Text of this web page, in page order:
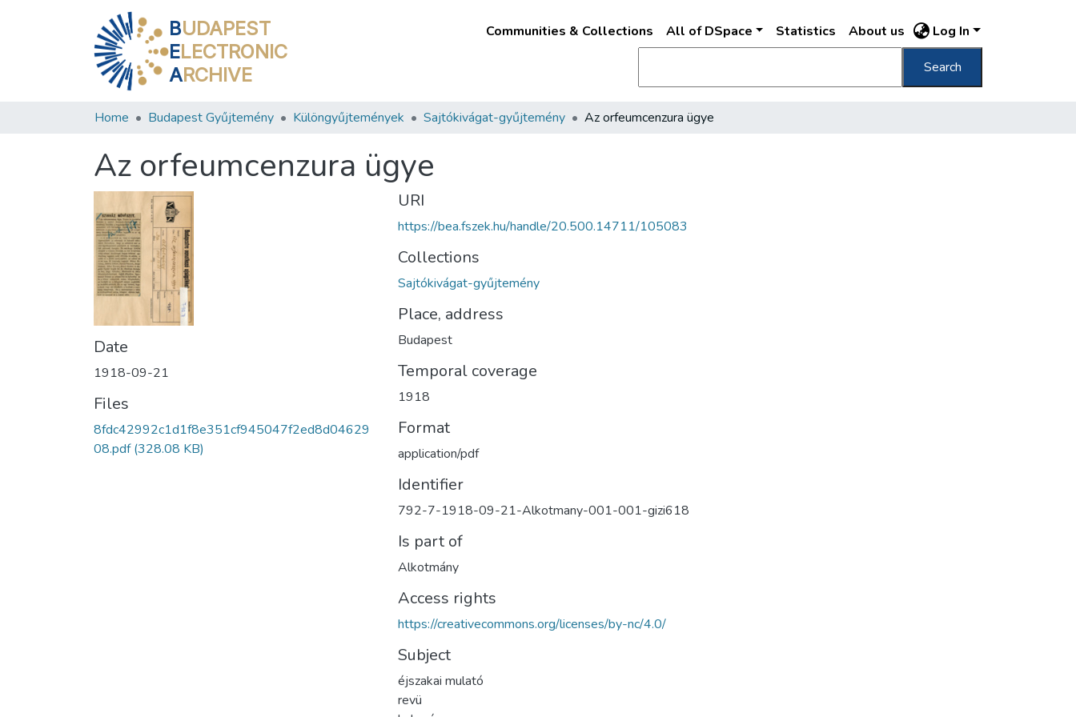
BUDAPEST
ELECTRONIC
ARCHIVE
Communities & Collections All of DSpace Statistics About us Log In
Search
Home Budapest Gyűjtemény Különgyűjtemények Sajtókivágat-gyűjtemény Az orfeumcenzura ügye
Az orfeumcenzura ügye
Date
1918-09-21
Files
8fdc42992c1d1f8e351cf945047f2ed8d04629
08.pdf(328.08 KB)
URI
https://bea.fszek.hu/handle/20.500.14711/105083
Collections
Sajtókivágat-gyűjtemény
Place, address
Budapest
Temporal coverage
1918
Format
application/pdf
Identifier
792-7-1918-09-21-Alkotmany-001-001-gizi618
Is part of
Alkotmány
Access rights
https://creativecommons.org/licenses/by-nc/4.0/
Subject
éjszakai mulató
revü